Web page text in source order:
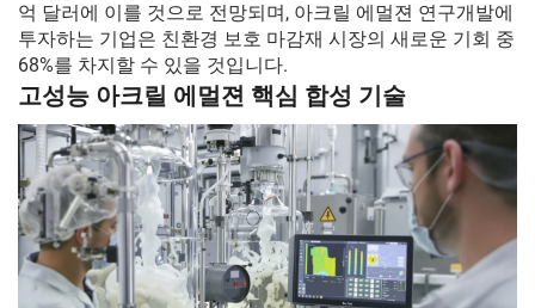
억 달러에 이를 것으로 전망되며, 아크릴 에멀젼 연구개발에
투자하는 기업은 친환경 보호 마감재 시장의 새로운 기회 중
68%를 차지할 수 있을 것입니다.
고성능 아크릴 에멀젼 핵심 합성 기술